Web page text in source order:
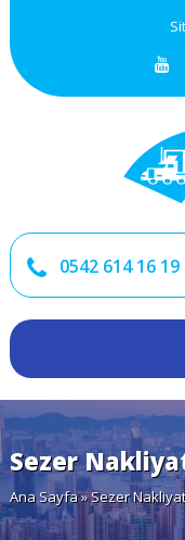
0542 614 16 19
Sezer
Ana Sayfa» Sezer Nakliyat